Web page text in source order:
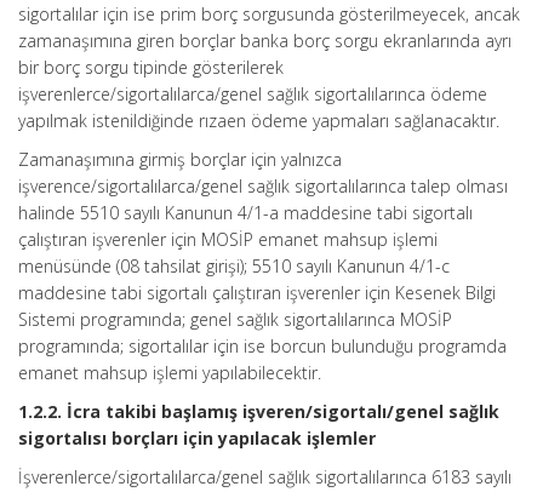
sigortalılar için ise prim borç sorgusunda gösterilmeyecek, ancak
zamanaşımına giren borçlar banka borç sorgu ekranlarında ayrı
bir borç sorgu tipinde gösterilerek
işverenlerce/sigortalılarca/genel sağlık sigortalılarınca ödeme
yapılmak istenildiğinde rızaen ödeme yapmaları sağlanacaktır.
Zamanaşımına girmiş borçlar için yalnızca
işverence/sigortalılarca/genel sağlık sigortalılarınca talep olması
halinde 5510 sayılı Kanunun 4/1-a maddesine tabi sigortalı
çalıştıran işverenler için MOSİP emanet mahsup işlemi
menüsünde (08 tahsilat girişi); 5510 sayılı Kanunun 4/1-c
maddesine tabi sigortalı çalıştıran işverenler için Kesenek Bilgi
Sistemi programında; genel sağlık sigortalılarınca MOSİP
programında; sigortalılar için ise borcun bulunduğu programda
emanet mahsup işlemi yapılabilecektir.
1.2.2. İcra takibi başlamış işveren/sigortalı/genel sağlık
sigortalısı borçları için yapılacak işlemler
İşverenlerce/sigortalılarca/genel sağlık sigortalılarınca 6183 sayılı